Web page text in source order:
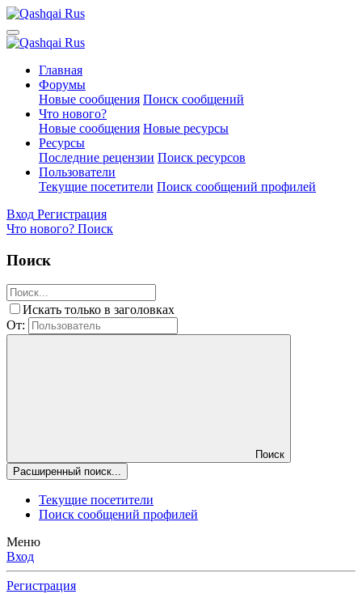
Главная
Форумы
Новые сообщения Поиск сообщений
Что нового?
Новые сообщения Новые ресурсы
Ресурсы
Последние рецензии Поиск ресурсов
Пользователи
Текущие посетители Поиск сообщений профилей
Вход Регистрация
Что нового? Поиск
Поиск
Искать только в заголовках
От:
Поиск
Расширенный поиск...
Текущие посетители
Поиск сообщений профилей
Меню
Вход
Регистрация